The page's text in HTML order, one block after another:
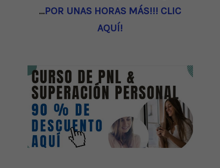
…POR UNAS HORAS MÁS!!! CLIC
AQUÍ!